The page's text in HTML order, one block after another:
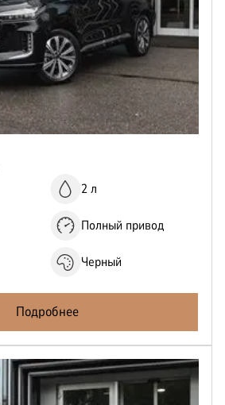
2 л
Полный привод
Черный
Подробнее